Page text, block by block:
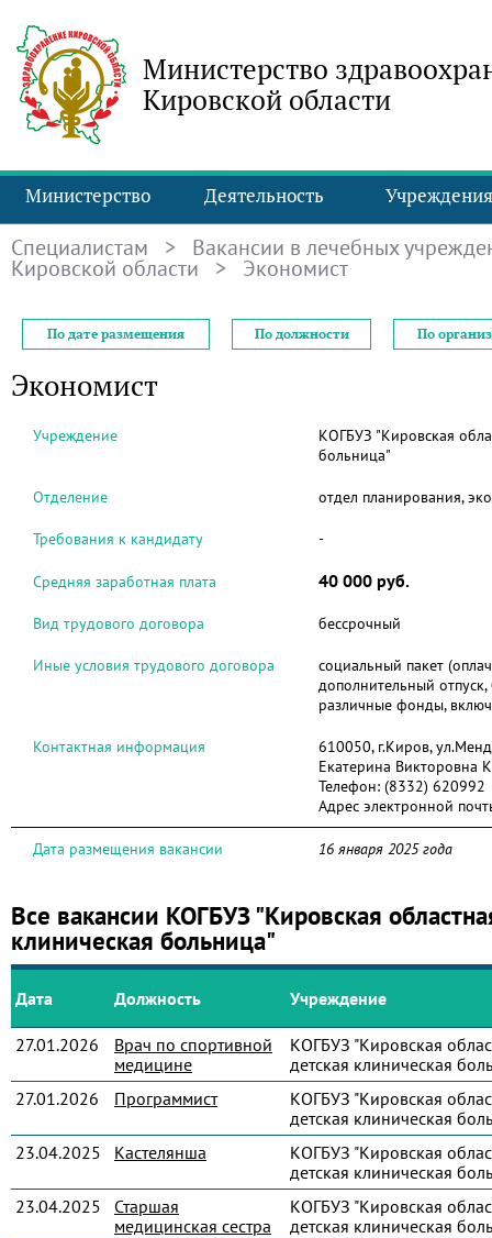
Министерство
Кировской области
Министерство Деятельность Учреждения
Специалистам > Вакансии в лечебных
Кировской области > Экономист
По дате размещения По должности По
Экономист
Учреждение
КОГБУЗ "Кировская
больница"
Отделение отдел планирования,
Требования к кандидату -
Средняя заработная плата 40 000 руб.
Вид трудового договора бессрочный
Иные условия трудового договора
социальный пакет
дополнительный
различные фонды,
Контактная информация
610050, г.Киров,
Екатерина Викторовна
Телефон: (8332) 620992
Адрес электронной
Дата размещения вакансии 16 января 2025 года
Все вакансии КОГБУЗ "Кировская
клиническая больница"
Дата Должность Учреждение
27.01.2026
Врач по спортивной
медицине
КОГБУЗ "Кировская
детская клиническая
27.01.2026
Программист
КОГБУЗ "Кировская
детская клиническая
23.04.2025
Кастелянша
КОГБУЗ "Кировская
детская клиническая
23.04.2025
Старшая
медицинская сестра
КОГБУЗ "Кировская
детская клиническая